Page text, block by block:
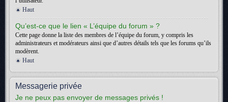
Haut
Qu’est-ce que le lien « L’équipe du forum » ?
Cette page donne la liste des membres de l’équipe du forum, y compris les
administrateurs et modérateurs ainsi que d’autres détails tels que les forums qu’ils
modèrent.
Haut
Messagerie privée
Je ne peux pas envoyer de messages privés !